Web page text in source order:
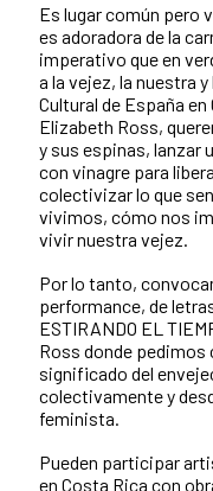
Es lugar común pero
es adoradora de la
imperativo que en
a la vejez, la nuestra
Cultural de España
Elizabeth Ross,
y sus espinas, lanzar
con vinagre para
colectivizar lo que
vivimos, cómo nos
vivir nuestra vejez.
Por lo tanto,
performance, de
ESTIRANDO EL
Ross donde pedimos
significado del
colectivamente y
feminista.
Pueden participar
en Costa Rica con